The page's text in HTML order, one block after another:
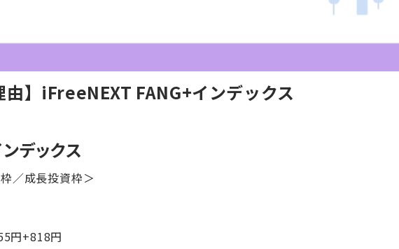
】iFreeNEXT FANG+インデックス
デックス
／成長投資枠＞
円+818円